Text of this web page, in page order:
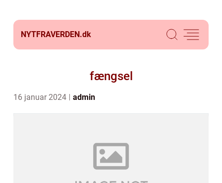
NYTFRAVERDEN.dk
fængsel
16 januar 2024 admin